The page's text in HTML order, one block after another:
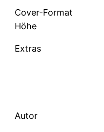
Cover-Format
Höhe
Extras
Autor